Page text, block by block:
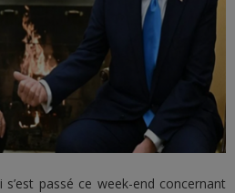
s’est passé ce week-end concernant